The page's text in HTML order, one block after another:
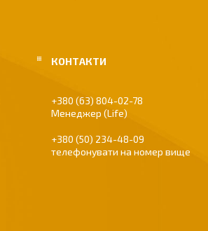
+380 (63) 804-02-78
Менеджер (Life)
+380 (50) 234-48-09
телефонувати на номер вище